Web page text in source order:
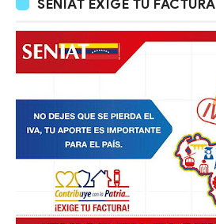
SENIAT EXIGE TU FACTURA